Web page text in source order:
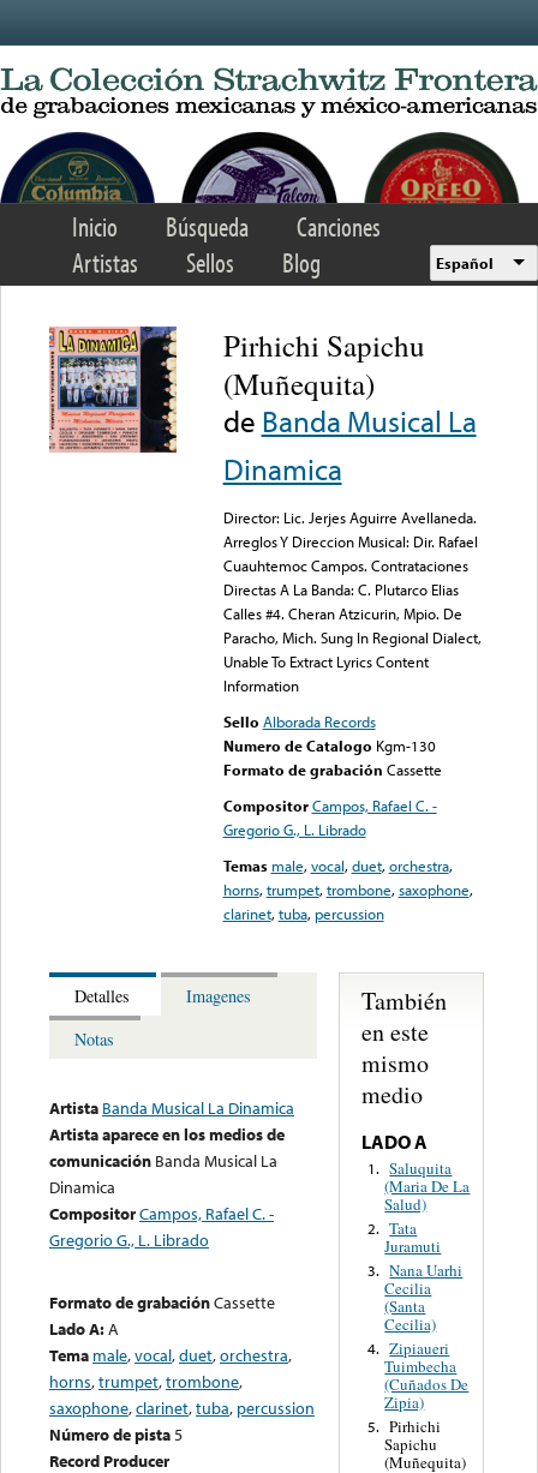
Inicio Búsqueda
Canciones
Artistas
Sellos Blog Español
Pirhichi Sapichu
(Muñequita)
de Banda Musical La
Dinamica
Director: Lic. Jerjes Aguirre Avellaneda.
Arreglos Y Direccion Musical: Dir. Rafael
Cuauhtemoc Campos. Contrataciones
Directas A La Banda: C. Plutarco Elias
Calles #4. Cheran Atzicurin, Mpio. De
Paracho, Mich. Sung In Regional Dialect,
Unable To Extract Lyrics Content
Information
Sello Alborada Records
Numero de Catalogo Kgm-130
Formato de grabación Cassette
Compositor Campos, Rafael C. -
Gregorio G., L. Librado
Temas male,vocal,duet,orchestra,
horns,trumpet,trombone,saxophone,
clarinet,tuba, percussion
Detalles
Imagenes
Notas
Artista Banda Musical La Dinamica
Artista aparece en los medios de
comunicación Banda Musical La
Dinamica
CompositorCampos, Rafael C. -
Gregorio G., L. Librado
Formato de grabaciónCassette
Lado A:A
Tema male,vocal,duet,orchestra,
horns,trumpet,trombone,
saxophone,clarinet,tuba, percussion
Número de pista5
Record Producer
También
en este
mismo
medio
LADO A
1. Saluquita
(Maria De La
Salud)
2. Tata
Juramuti
3. Nana Uarhi
Cecilia
(Santa
Cecilia)
4. Zipiaueri
Tuimbecha
(Cuñados De
Zipia)
5. Pirhichi
Sapichu
(Muñequita)